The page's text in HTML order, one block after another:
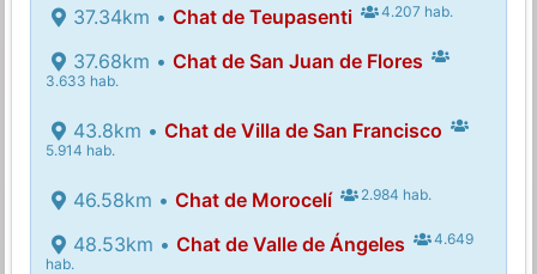
37.34km • Chat de Teupasenti 4.207 hab.
37.68km • Chat de San Juan de Flores
3.633 hab.
43.8km • Chat de Villa de San Francisco
5.914 hab.
46.58km • Chat de Morocelí 2.984 hab.
48.53km • Chat de Valle de Ángeles
4.649
hab.